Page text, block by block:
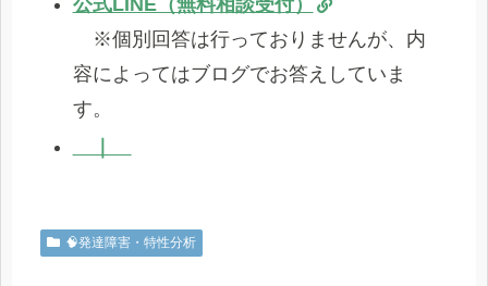
※個別回答は行っておりませんが、内
容によってはブログでお答えしていま
す。
🧠発達障害・特性分析